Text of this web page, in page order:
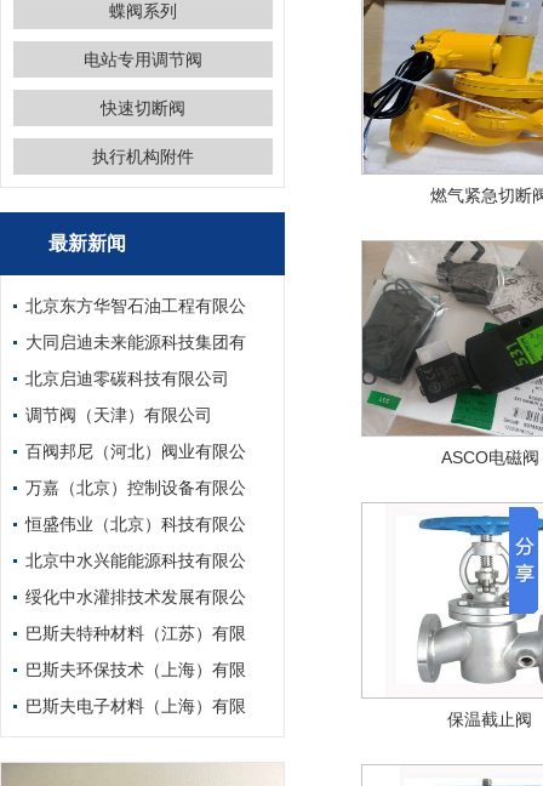
蝶阀系列
电站专用调节阀
快速切断阀
执行机构附件
最新新闻
北京东方华智石油工程有限公
大同启迪未来能源科技集团有
北京启迪零碳科技有限公司
调节阀（天津）有限公司
百阀邦尼（河北）阀业有限公
万嘉（北京）控制设备有限公
恒盛伟业（北京）科技有限公
北京中水兴能能源科技有限公
绥化中水灌排技术发展有限公
巴斯夫特种材料（江苏）有限
巴斯夫环保技术（上海）有限
巴斯夫电子材料（上海）有限
燃气紧急切断
ASCO电磁阀
保温截止阀